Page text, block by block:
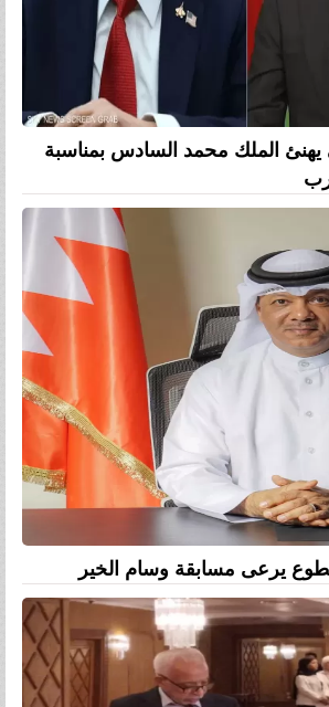
يهنئ الملك محمد السادس بمناسبة
يرعى مسابقة وسام الخير